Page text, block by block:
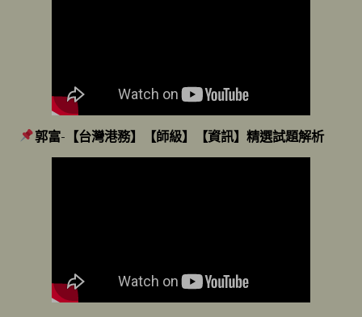
郭富-【台灣港務】【師級】【資訊】精選試題解析